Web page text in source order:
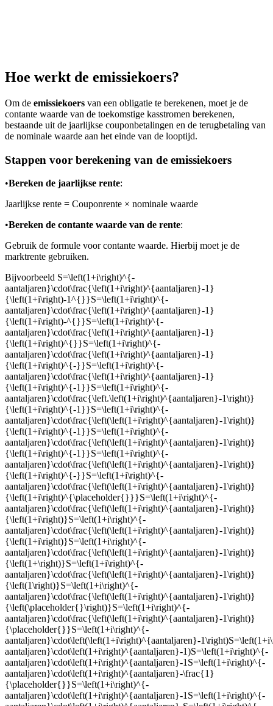
Hoe werkt de emissiekoers?
Om de emissiekoers van een obligatie te berekenen, moet je de
contante waarde van de toekomstige kasstromen berekenen,
bestaande uit de jaarlijkse couponbetalingen en de terugbetaling van
de nominale waarde aan het einde van de looptijd.
Stappen voor berekening van de emissiekoers
•Bereken de jaarlijkse rente:
Jaarlijkse rente = Couponrente × nominale waarde
•Bereken de contante waarde van de rente:
Gebruik de formule voor contante waarde. Hierbij moet je de
marktrente gebruiken.
Bijvoorbeeld S=\left(1+i\right)^{-
aantaljaren}\cdot\frac{\left(1+i\right)^{aantaljaren}-1}
{\left(1+i\right)-1^{}}S=\left(1+i\right)^{-
aantaljaren}\cdot\frac{\left(1+i\right)^{aantaljaren}-1}
{\left(1+i\right)-^{}}S=\left(1+i\right)^{-
aantaljaren}\cdot\frac{\left(1+i\right)^{aantaljaren}-1}
{\left(1+i\right)^{}}S=\left(1+i\right)^{-
aantaljaren}\cdot\frac{\left(1+i\right)^{aantaljaren}-1}
{\left(1+i\right)^{-}}S=\left(1+i\right)^{-
aantaljaren}\cdot\frac{\left(1+i\right)^{aantaljaren}-1}
{\left(1+i\right)^{-1}}S=\left(1+i\right)^{-
aantaljaren}\cdot\frac{\left.\left(1+i\right)^{aantaljaren}-1\right)}
{\left(1+i\right)^{-1}}S=\left(1+i\right)^{-
aantaljaren}\cdot\frac{\left(\left(1+i\right)^{aantaljaren}-1\right)}
{\left(1+i\right)^{-1}}S=\left(1+i\right)^{-
aantaljaren}\cdot\frac{\left(\left(1+i\right)^{aantaljaren}-1\right)}
{\left(1+i\right)^{-1}}S=\left(1+i\right)^{-
aantaljaren}\cdot\frac{\left(\left(1+i\right)^{aantaljaren}-1\right)}
{\left(1+i\right)^{-}}S=\left(1+i\right)^{-
aantaljaren}\cdot\frac{\left(\left(1+i\right)^{aantaljaren}-1\right)}
{\left(1+i\right)^{\placeholder{}}}S=\left(1+i\right)^{-
aantaljaren}\cdot\frac{\left(\left(1+i\right)^{aantaljaren}-1\right)}
{\left(1+i\right)}S=\left(1+i\right)^{-
aantaljaren}\cdot\frac{\left(\left(1+i\right)^{aantaljaren}-1\right)}
{\left(1+i\right)}S=\left(1+i\right)^{-
aantaljaren}\cdot\frac{\left(\left(1+i\right)^{aantaljaren}-1\right)}
{\left(1+\right)}S=\left(1+i\right)^{-
aantaljaren}\cdot\frac{\left(\left(1+i\right)^{aantaljaren}-1\right)}
{\left(1\right)}S=\left(1+i\right)^{-
aantaljaren}\cdot\frac{\left(\left(1+i\right)^{aantaljaren}-1\right)}
{\left(\placeholder{}\right)}S=\left(1+i\right)^{-
aantaljaren}\cdot\frac{\left(\left(1+i\right)^{aantaljaren}-1\right)}
{\placeholder{}}S=\left(1+i\right)^{-
aantaljaren}\cdot\left(\left(1+i\right)^{aantaljaren}-
aantaljaren}\cdot\left(1+i\right)^{aantaljaren}-1)S=\left(1+i\right)^{-
aantaljaren}\cdot\left(1+i\right)^{aantaljaren}-1S=\left(1+i\right)^{-
aantaljaren}\cdot\left(1+i\right)^{aantaljaren}-\frac{1}
{\placeholder{}}S=\left(1+i\right)^{-
aantaljaren}\cdot\left(1+i\right)^{aantaljaren}-1S=\left(1+i\right)^{-